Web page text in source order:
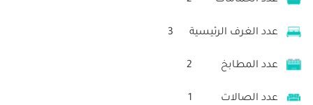
عدد الغرف الرئيسية 3
عدد المطابخ 2
عدد الصالات 1